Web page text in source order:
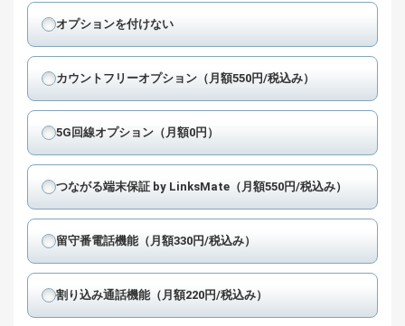
オプションを付けない
カウントフリーオプション（月額550円/税込み）
5G回線オプション（月額0円）
つながる端末保証 by LinksMate（月額550円/税込み）
留守番電話機能（月額330円/税込み）
割り込み通話機能（月額220円/税込み）